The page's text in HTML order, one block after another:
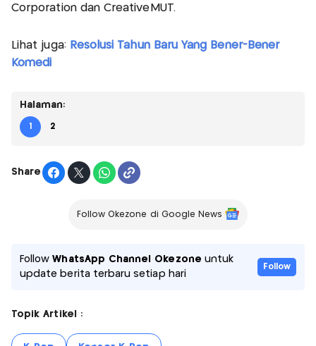
Corporation dan CreativeMUT.
Lihat juga: Resolusi Tahun Baru Yang Bener-Bener
Komedi
Halaman:
1 2
Share
Follow Okezone di Google News
FollowWhatsApp Channel Okezone untuk
update berita terbaru setiap hari
Follow
Topik Artikel :